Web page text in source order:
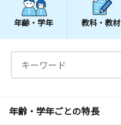
年齢・学年 教科・教材
年齢・学年ごとの特長